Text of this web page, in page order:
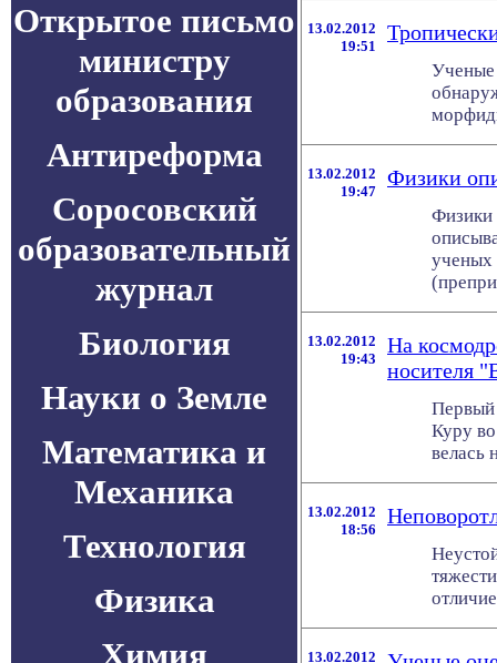
Открытое письмо
министру
образования
Антиреформа
Соросовский
образовательный
журнал
Биология
Науки о Земле
Математика и
Механика
Технология
Физика
Химия
13.02.2012
19:51
Ученые
13.02.2012
19:47
Физики
Физики
ученых
13.02.2012
19:43
На
носителя
Первый
Куру
велась
13.02.2012
18:56
13.02.2012